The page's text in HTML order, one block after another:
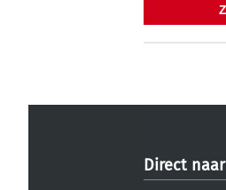
Direct naar